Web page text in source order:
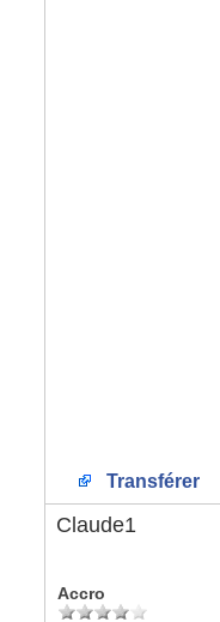
Transférer
Claude1
Accro